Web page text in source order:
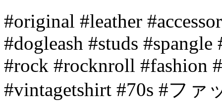
#original #leather
#dogleash #studs
#rock #rocknroll #fashion
#vintagetshirt #70s #フ